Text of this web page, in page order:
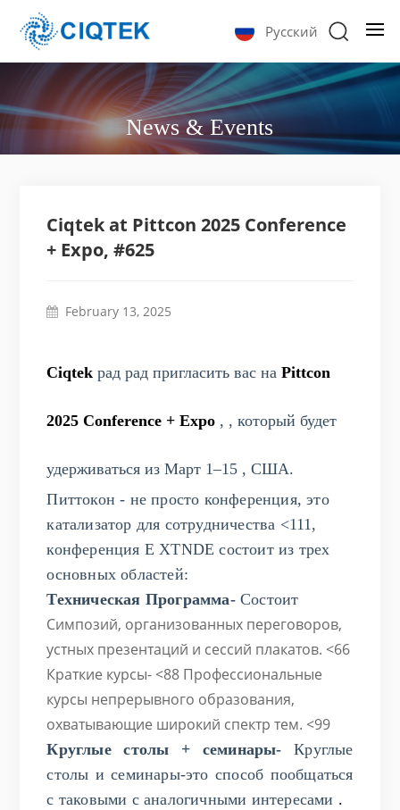
Русский
News & Events
Ciqtek at Pittcon 2025 Conference
+ Expo, #625
February 13, 2025
Ciqtekрадрад пригласить вас наPittcon
2025Conference + Expo , , который будет
удерживаться изМарт 1–15 , США.
Питтокон - не просто конференция, это
катализатор для сотрудничества <111,
конференция E XTNDE состоит из трех
основных областей:
Техническая Программа- Состоит
Симпозий, организованных переговоров,
устных презентаций и сессий плакатов. <66
Краткие курсы- <88 Профессиональные
курсы непрерывного образования,
охватывающие широкий спектр тем. <99
Круглые столы + семинары-Круглые
столы и семинары-это способ пообщаться
с таковыми с аналогичными интересами .